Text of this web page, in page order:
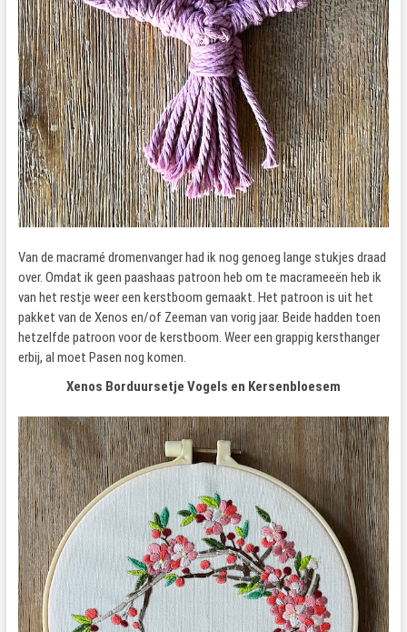
Van de macramé dromenvanger had ik nog genoeg lange stukjes draad
over. Omdat ik geen paashaas patroon heb om te macrameeën heb ik
van het restje weer een kerstboom gemaakt. Het patroon is uit het
pakket van de Xenos en/of Zeeman van vorig jaar. Beide hadden toen
hetzelfde patroon voor de kerstboom. Weer een grappig kersthanger
erbij, al moet Pasen nog komen.
Xenos Borduursetje Vogels en Kersenbloesem